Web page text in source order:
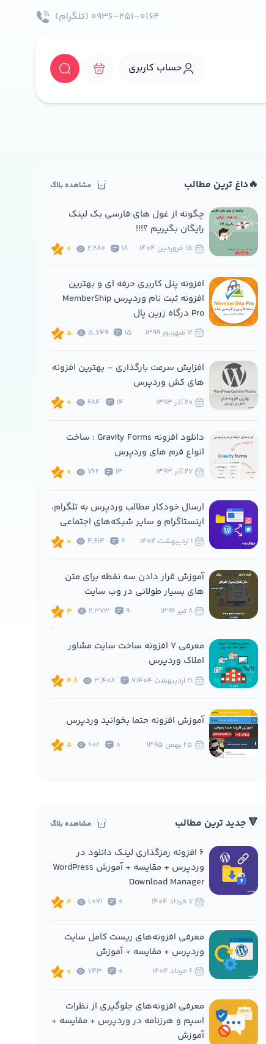
۰۹۳۶-۲۵۱-۰۱۶۴ (تلگرام)
حساب کاربری
🔥داغ ترین مطالب مشاهده بلاگ
چگونه از غول های فارسی بک لینک
رایگان بگیریم ؟!!!
18
2,280
0
افزونه پنل کاربری حرفه ای و بهترین
افزونه ثبت نام وردپرس MemberShip
Pro درگاه زرین پال
15
5,749
5
افزایش سرعت بارگذاری – بهترین افزونه
های کش وردپرس
14
684
0
دانلود افزونه Gravity Forms : ساخت
انواع فرم های وردپرس
13
762
0
ارسال خودکار مطالب وردپرس به تلگرام،
اینستاگرام و سایر شبکه‌های اجتماعی
9
4,614
0
آموزش قرار دادن سه نقطه برای متن
های بسیار طولانی در وب سایت
9
2,373
3
معرفی 7 افزونه ساخت سایت مشاور
املاک وردپرس
9
3,408
4.8
آموزش افزونه حتما بخوانید وردپرس
8
602
5
🔻 جدید ترین مطالب مشاهده بلاگ
6 افزونه‌ رمزگذاری لینک دانلود در
وردپرس + مقایسه + آموزش WordPress
Download Manager
0
1,071
4
معرفی افزونه‌های ریست کامل سایت
وردپرس + مقایسه + آموزش
0
743
0
معرفی افزونه‌های جلوگیری از نظرات
اسپم و هرزنامه در وردپرس + مقایسه +
آموزش